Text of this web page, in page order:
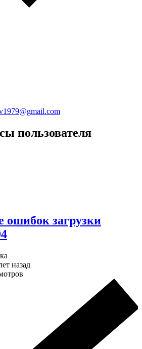
пользователя
ошибок загрузки
назад